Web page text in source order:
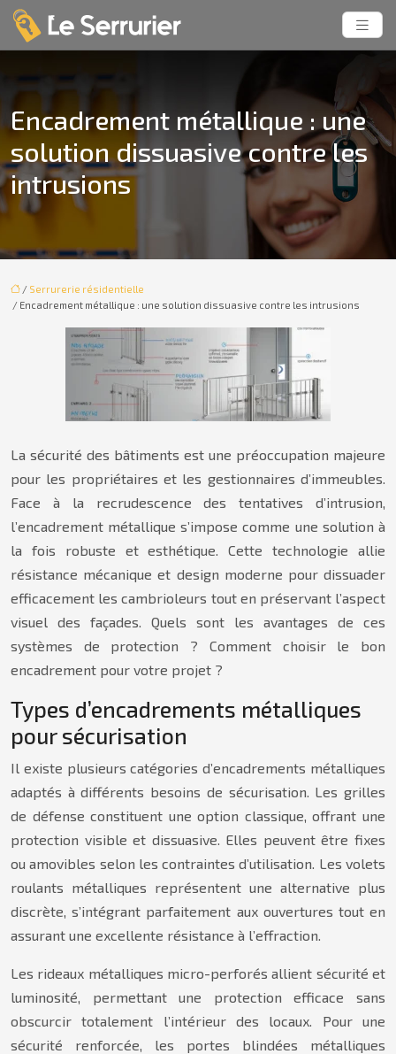
Encadrement métallique : une
solution dissuasive contre les
intrusions
/ Serrurerie résidentielle
/ Encadrement métallique : une solution dissuasive contre les intrusions
La sécurité des bâtiments est une préoccupation majeure
pour les propriétaires et les gestionnaires d’immeubles.
Face à la recrudescence des tentatives d’intrusion,
l’encadrement métallique s’impose comme une solution à
la fois robuste et esthétique. Cette technologie allie
résistance mécanique et design moderne pour dissuader
efficacement les cambrioleurs tout en préservant l’aspect
visuel des façades. Quels sont les avantages de ces
systèmes de protection ? Comment choisir le bon
encadrement pour votre projet ?
Types d’encadrements métalliques
pour sécurisation
Il existe plusieurs catégories d’encadrements métalliques
adaptés à différents besoins de sécurisation. Les grilles
de défense constituent une option classique, offrant une
protection visible et dissuasive. Elles peuvent être fixes
ou amovibles selon les contraintes d’utilisation. Les volets
roulants métalliques représentent une alternative plus
discrète, s’intégrant parfaitement aux ouvertures tout en
assurant une excellente résistance à l’effraction.
Les rideaux métalliques micro-perforés allient sécurité et
luminosité, permettant une protection efficace sans
obscurcir totalement l’intérieur des locaux. Pour une
sécurité renforcée, les portes blindées métalliques